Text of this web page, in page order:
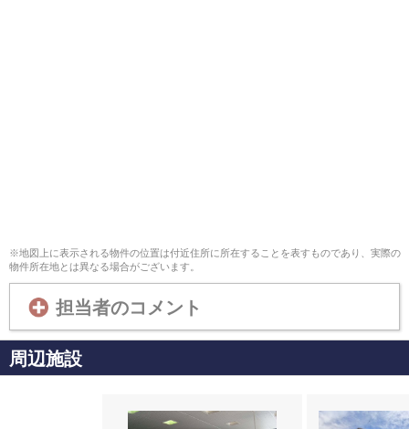
※地図上に表示される物件の位置は付近住所に所在することを表すものであり、実際の
物件所在地とは異なる場合がございます。
担当者のコメント
周辺施設